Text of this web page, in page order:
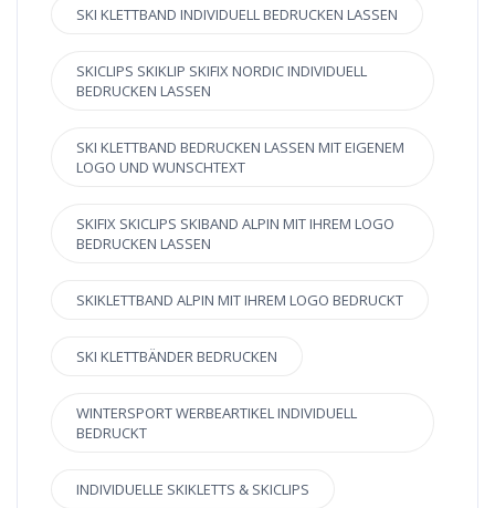
SKI KLETTBAND INDIVIDUELL BEDRUCKEN LASSEN
SKICLIPS SKIKLIP SKIFIX NORDIC INDIVIDUELL
BEDRUCKEN LASSEN
SKI KLETTBAND BEDRUCKEN LASSEN MIT EIGENEM
LOGO UND WUNSCHTEXT
SKIFIX SKICLIPS SKIBAND ALPIN MIT IHREM LOGO
BEDRUCKEN LASSEN
SKIKLETTBAND ALPIN MIT IHREM LOGO BEDRUCKT
SKI KLETTBÄNDER BEDRUCKEN
WINTERSPORT WERBEARTIKEL INDIVIDUELL
BEDRUCKT
INDIVIDUELLE SKIKLETTS & SKICLIPS